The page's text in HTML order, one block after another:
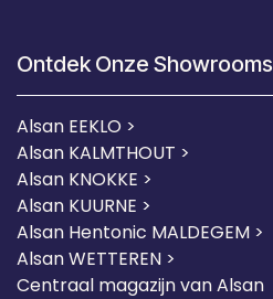
Ontdek Onze Showrooms
Alsan EEKLO >
Alsan KALMTHOUT >
Alsan KNOKKE >
Alsan KUURNE >
Alsan Hentonic MALDEGEM >
Alsan WETTEREN >
Centraal magazijn van Alsan